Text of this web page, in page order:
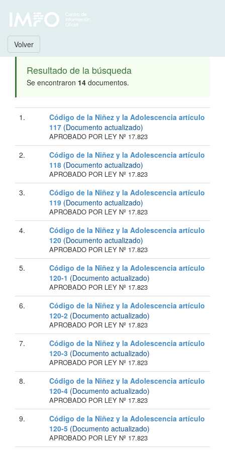
Volver
Resultado de la búsqueda
Se encontraron 14 documentos.
1.
Código de la Niñez y la Adolescencia artículo
117 (Documento actualizado)
APROBADO POR LEY Nº 17.823
2.
Código de la Niñez y la Adolescencia artículo
118 (Documento actualizado)
APROBADO POR LEY Nº 17.823
3.
Código de la Niñez y la Adolescencia artículo
119 (Documento actualizado)
APROBADO POR LEY Nº 17.823
4.
Código de la Niñez y la Adolescencia artículo
120 (Documento actualizado)
APROBADO POR LEY Nº 17.823
5.
Código de la Niñez y la Adolescencia artículo
120-1 (Documento actualizado)
APROBADO POR LEY Nº 17.823
6.
Código de la Niñez y la Adolescencia artículo
120-2 (Documento actualizado)
APROBADO POR LEY Nº 17.823
7.
Código de la Niñez y la Adolescencia artículo
120-3 (Documento actualizado)
APROBADO POR LEY Nº 17.823
8.
Código de la Niñez y la Adolescencia artículo
120-4 (Documento actualizado)
APROBADO POR LEY Nº 17.823
9.
Código de la Niñez y la Adolescencia artículo
120-5 (Documento actualizado)
APROBADO POR LEY Nº 17.823